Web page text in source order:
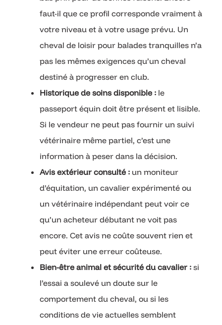
faut-il que ce profil corresponde vraiment à
votre niveau et à votre usage prévu. Un
cheval de loisir pour balades tranquilles n’a
pas les mêmes exigences qu’un cheval
destiné à progresser en club.
Historique de soins disponible : le
passeport équin doit être présent et lisible.
Si le vendeur ne peut pas fournir un suivi
vétérinaire même partiel, c’est une
information à peser dans la décision.
Avis extérieur consulté : un moniteur
d’équitation, un cavalier expérimenté ou
un vétérinaire indépendant peut voir ce
qu’un acheteur débutant ne voit pas
encore. Cet avis ne coûte souvent rien et
peut éviter une erreur coûteuse.
Bien-être animal et sécurité du cavalier : si
l’essai a soulevé un doute sur le
comportement du cheval, ou si les
conditions de vie actuelles semblent